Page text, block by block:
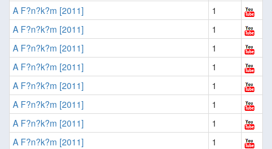
A F?n?k?m [2011]
1
A F?n?k?m [2011]
1
A F?n?k?m [2011]
1
A F?n?k?m [2011]
1
A F?n?k?m [2011]
1
A F?n?k?m [2011]
1
A F?n?k?m [2011]
1
A F?n?k?m [2011]
1